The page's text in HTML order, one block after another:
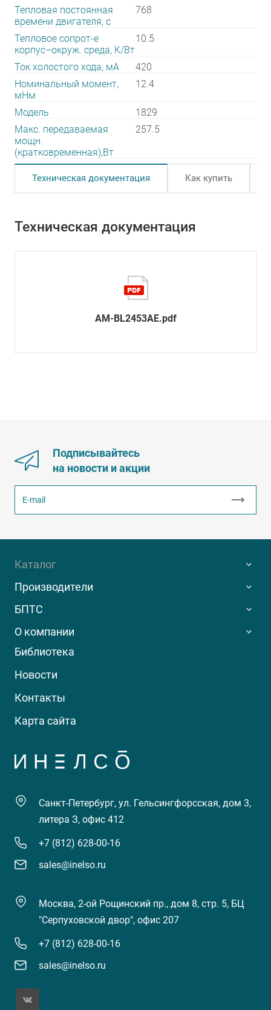
Тепловая постоянная
времени двигателя, с
768
Тепловое сопрот-е
корпус–окруж. среда, К/Вт
10.5
Ток холостого хода, мА
420
Номинальный момент,
мНм
12.4
Модель
1829
Макс. передаваемая
мощн.
(кратковременная),Вт
257.5
Техническая документация Как купить
Техническая документация
AM-BL2453AE.pdf
Подписывайтесь
на новости и акции
Каталог
Производители
БПТС
О компании
Библиотека
Новости
Контакты
Карта сайта
Санкт-Петербург, ул. Гельсингфорсская, дом 3,
литера З, офис 412
+7 (812) 628-00-16
sales@inelso.ru
Москва, 2-ой Рощинский пр., дом 8, стр. 5, БЦ
"Серпуховской двор", офис 207
+7 (812) 628-00-16
sales@inelso.ru